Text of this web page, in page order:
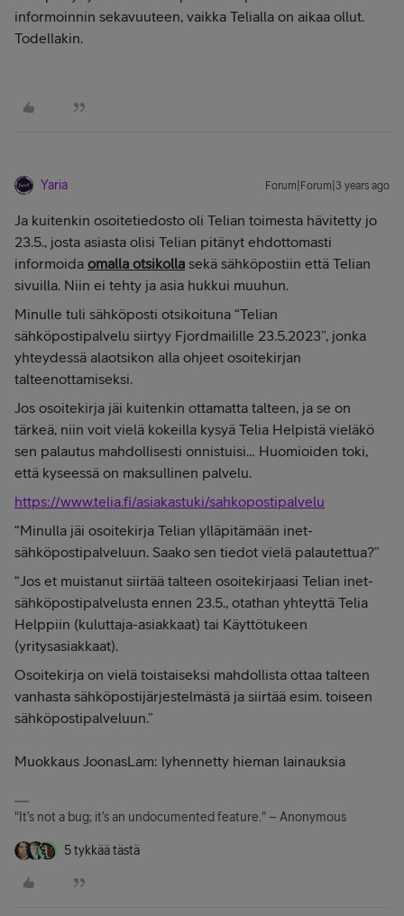
informoinnin sekavuuteen, vaikka Telialla on aikaa ollut.
Todellakin.
Yaria Forum|Forum|3 years ago
Ja kuitenkin osoitetiedosto oli Telian toimesta hävitetty jo
23.5., josta asiasta olisi Telian pitänyt ehdottomasti
informoida omalla otsikolla sekä sähköpostiin että Telian
sivuilla. Niin ei tehty ja asia hukkui muuhun.
Minulle tuli sähköposti otsikoituna “Telian
sähköpostipalvelu siirtyy Fjordmailille 23.5.2023”, jonka
yhteydessä alaotsikon alla ohjeet osoitekirjan
talteenottamiseksi.
Jos osoitekirja jäi kuitenkin ottamatta talteen, ja se on
tärkeä, niin voit vielä kokeilla kysyä Telia Helpistä vieläkö
sen palautus mahdollisesti onnistuisi… Huomioiden toki,
että kyseessä on maksullinen palvelu.
https://www.telia.fi/asiakastuki/sahkopostipalvelu
“Minulla jäi osoitekirja Telian ylläpitämään inet-
sähköpostipalveluun. Saako sen tiedot vielä palautettua?”
“Jos et muistanut siirtää talteen osoitekirjaasi Telian inet-
sähköpostipalvelusta ennen 23.5., otathan yhteyttä Telia
Helppiin (kuluttaja-asiakkaat) tai Käyttötukeen
(yritysasiakkaat).
Osoitekirja on vielä toistaiseksi mahdollista ottaa talteen
vanhasta sähköpostijärjestelmästä ja siirtää esim. toiseen
sähköpostipalveluun.”
Muokkaus JoonasLam: lyhennetty hieman lainauksia
"It’s not a bug; it’s an undocumented feature." – Anonymous
5 tykkää tästä